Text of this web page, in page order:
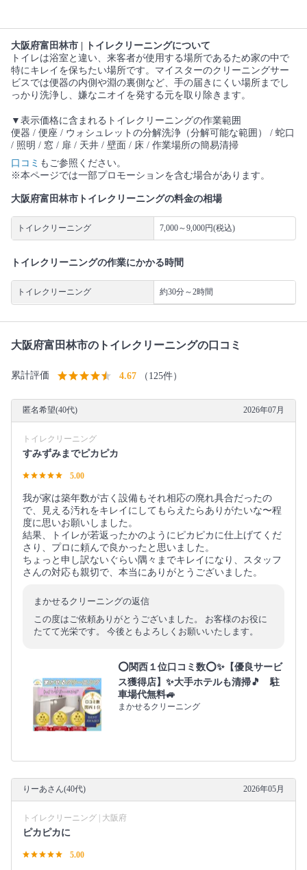
大阪府富田林市 | トイレクリーニングについて
トイレは浴室と違い、来客者が使用する場所であるため家の中で
特にキレイを保ちたい場所です。マイスターのクリーニングサー
ビスでは便器の内側や淵の裏側など、手の届きにくい場所までし
っかり洗浄し、嫌なニオイを発する元を取り除きます。
▼表示価格に含まれるトイレクリーニングの作業範囲
便器 / 便座 / ウォシュレットの分解洗浄（分解可能な範囲） / 蛇口
/ 照明 / 窓 / 扉 / 天井 / 壁面 / 床 / 作業場所の簡易清掃
口コミ もご参照ください。
※本ページでは一部プロモーションを含む場合があります。
大阪府富田林市トイレクリーニングの料金の相場
トイレクリーニング 7,000～9,000円(税込)
トイレクリーニングの作業にかかる時間
トイレクリーニング 約30分～2時間
大阪府富田林市のトイレクリーニングの口コミ
累計評価 4.67 （125件）
匿名希望(40代) 2026年07月
トイレクリーニング
すみずみまでピカピカ
5.00
我が家は築年数が古く設備もそれ相応の廃れ具合だったの
で、見える汚れをキレイにしてもらえたらありがたいな〜程
度に思いお願いしました。
結果、トイレが若返ったかのようにピカピカに仕上げてくだ
さり、プロに頼んで良かったと思いました。
ちょっと申し訳ないぐらい隅々までキレイになり、スタッフ
さんの対応も親切で、本当にありがとうございました。
まかせるクリーニングの返信
この度はご依頼ありがとうございました。 お客様のお役に
たてて光栄です。 今後ともよろしくお願いいたします。
⭕関西１位口コミ数⭕✨【優良サービ
ス獲得店】✨大手ホテルも清掃🎵 駐
車場代無料🚙
まかせるクリーニング
りーあさん(40代) 2026年05月
トイレクリーニング | 大阪府
ピカピカに
5.00